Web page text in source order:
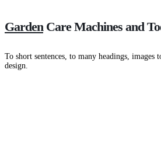
GardenCare Machines and
To short sentences, to many headings, images
design.